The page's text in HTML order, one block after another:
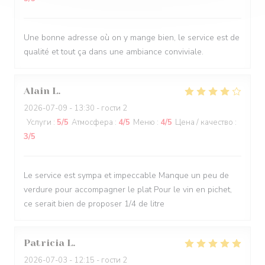
Une bonne adresse où on y mange bien, le service est de
qualité et tout ça dans une ambiance conviviale.
Alain L
2026-07-09 - 13:30 - гости 2
Услуги : 5/5 Атмосфера : 4/5 Меню : 4/5 Цена / качество :
3/5
Le service est sympa et impeccable Manque un peu de
verdure pour accompagner le plat Pour le vin en pichet,
ce serait bien de proposer 1/4 de litre
Patricia L
2026-07-03 - 12:15 - гости 2